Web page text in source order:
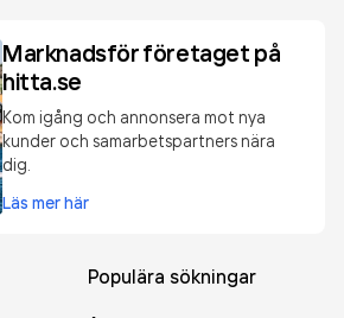
Marknadsför företaget på
hitta.se
Kom igång och annonsera mot nya
kunder och samarbetspartners nära
dig.
Läs mer här
Populära sökningar